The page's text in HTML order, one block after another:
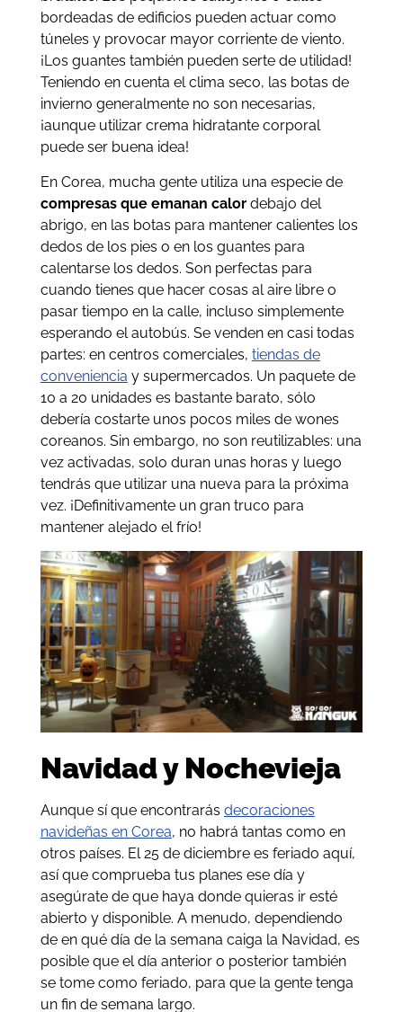
bordeadas de edificios pueden actuar como
túneles y provocar mayor corriente de viento.
¡Los guantes también pueden serte de utilidad!
Teniendo en cuenta el clima seco, las botas de
invierno generalmente no son necesarias,
¡aunque utilizar crema hidratante corporal
puede ser buena idea!
En Corea, mucha gente utiliza una especie de
compresas que emanan calordebajo del
abrigo, en las botas para mantener calientes los
dedos de los pies o en los guantes para
calentarse los dedos. Son perfectas para
cuando tienes que hacer cosas al aire libre o
pasar tiempo en la calle, incluso simplemente
esperando el autobús. Se venden en casi todas
partes: en centros comerciales, tiendas de
conveniencia y supermercados. Un paquete de
10 a 20 unidades es bastante barato, sólo
debería costarte unos pocos miles de wones
coreanos. Sin embargo, no son reutilizables: una
vez activadas, solo duran unas horas y luego
tendrás que utilizar una nueva para la próxima
vez. ¡Definitivamente un gran truco para
mantener alejado el frío!
Navidad y Nochevieja
Aunque sí que encontrarás decoraciones
navideñas en Corea, no habrá tantas como en
otros países. El 25 de diciembre es feriado aquí,
así que comprueba tus planes ese día y
asegúrate de que haya donde quieras ir esté
abierto y disponible. A menudo, dependiendo
de en qué día de la semana caiga la Navidad, es
posible que el día anterior o posterior también
se tome como feriado, para que la gente tenga
un fin de semana largo.